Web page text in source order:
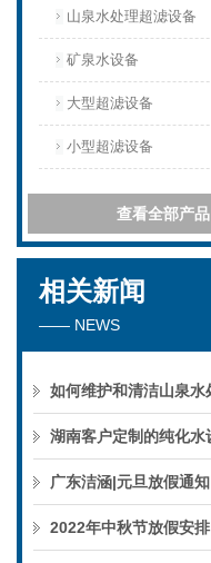
山泉水处理超滤设备
矿泉水设备
大型超滤设备
小型超滤设备
查看全部产品
相关新闻
—— NEWS
广东洁涵|元旦放假通知
2022年中秋节放假安排